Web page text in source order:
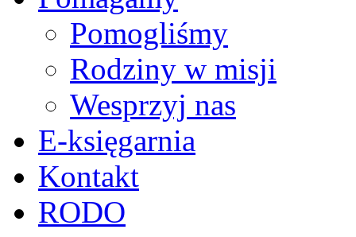
Pomogliśmy
Rodziny w misji
Wesprzyj nas
E-księgarnia
Kontakt
RODO